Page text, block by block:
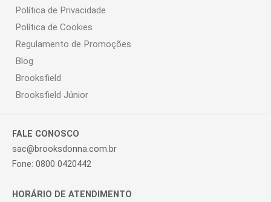
Política de Privacidade
Política de Cookies
Regulamento de Promoções
Blog
Brooksfield
Brooksfield Júnior
FALE CONOSCO
sac@brooksdonna.com.br
Fone: 0800 0420442
HORÁRIO DE ATENDIMENTO